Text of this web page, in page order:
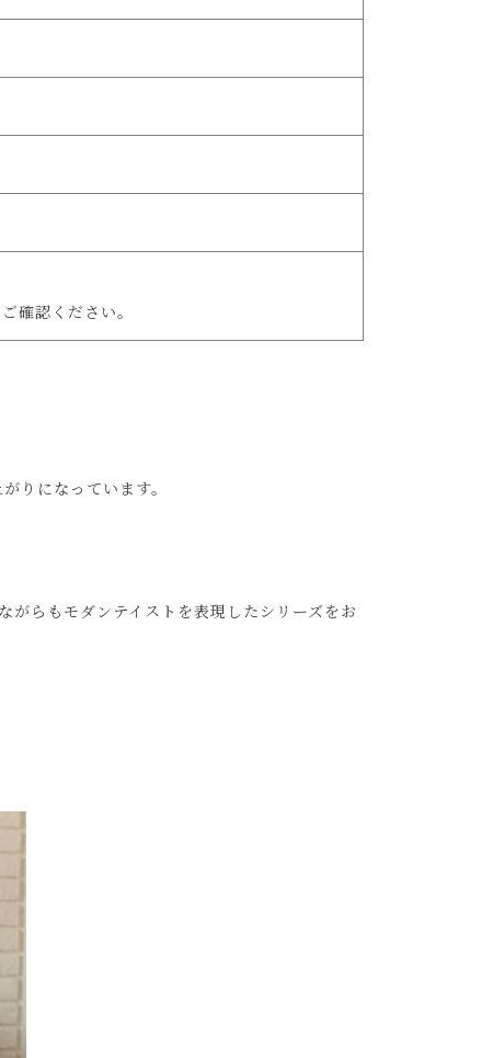
確認ください。
りになっています。
がらもモダンテイストを表現したシリーズをお